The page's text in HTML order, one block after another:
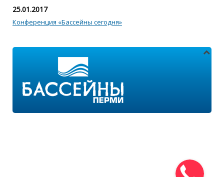
25.01.2017
Конференция «Бассейны сегодня»